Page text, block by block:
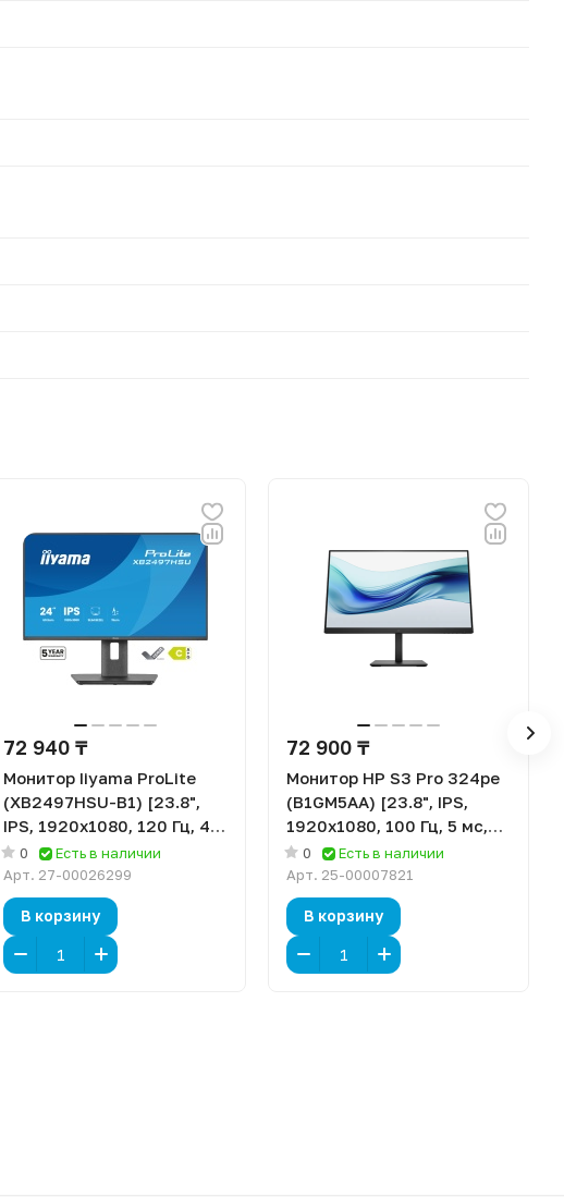
72 940 ₸
Монитор Iiyama ProLite
(XB2497HSU-B1) [23.8",
IPS, 1920x1080, 120 Гц, 4
мс, HDMI, DisplayPort]
0
Есть в наличии
Арт. 27-00026299
В корзину
72 900 ₸
Монитор HP S3 Pro 324pe
(B1GM5AA) [23.8", IPS,
1920x1080, 100 Гц, 5 мс,
HDMI, DisplayPort, VGA (D-
Sub)]
0
Есть в наличии
Арт. 25-00007821
В корзину